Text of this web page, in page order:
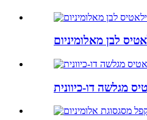
לבן מאלומיניום
מגלשה דו-כיוונית